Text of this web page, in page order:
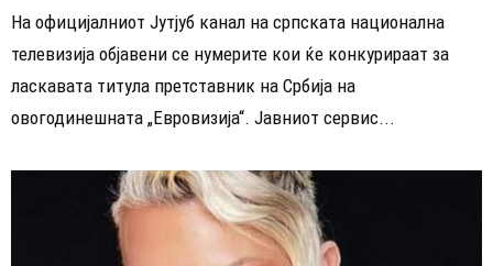
На официјалниот Јутјуб канал на српската национална
телевизија објавени се нумерите кои ќе конкурираат за
ласкавата титула претставник на Србија на
овогодинешната „Евровизија“. Јавниот сервис...